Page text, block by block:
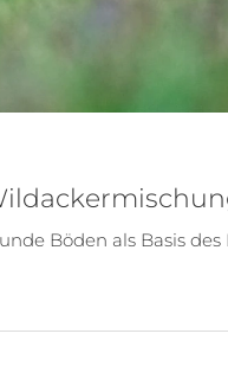
Böden als Basis des